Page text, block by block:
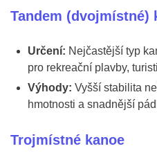
Tandem (dvojmístné)
Určení: Nejčastější typ
pro rekreační plavby,
Výhody: Vyšší stabilita
hmotnosti a snadnější
Trojmístné kanoe